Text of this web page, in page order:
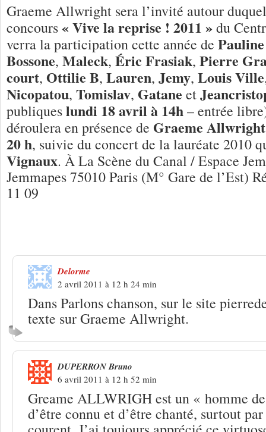
Graeme Allwright sera l’invité autour
concours« Vive la reprise ! 2011 »du
verra la participation cette année de
Bossone, Maleck, Éric Frasiak, Pierre
court, Ottilie B, Lauren, Jemy, Louis Ville
Nicopatou, Tomislav, Gatane et
publiqueslundi 18 avril à 14h– entrée
déroulera en présence de Graeme
20 h, suivie du concert de la lauréate 2010
Vignaux. À La Scène du Canal / Espace
Jemmapes 75010 Paris (M° Gare de l’Est)
11 09
Delorme
2 avril 2011 à 12 h 24 min
Dans Parlons chanson, sur le site
texte sur Graeme Allwright.
DUPERRON Bruno
6 avril 2011 à 12 h 52 min
Greame ALLWRIGH est un « homme
d’être connu et d’être chanté, surtout